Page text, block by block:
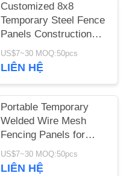
Customized 8x8
Temporary Steel Fence
Panels Construction
protection
US$7~30 MOQ:50pcs
LIÊN HỆ
Portable Temporary
Welded Wire Mesh
Fencing Panels for
Events
US$7~30 MOQ:50pcs
LIÊN HỆ